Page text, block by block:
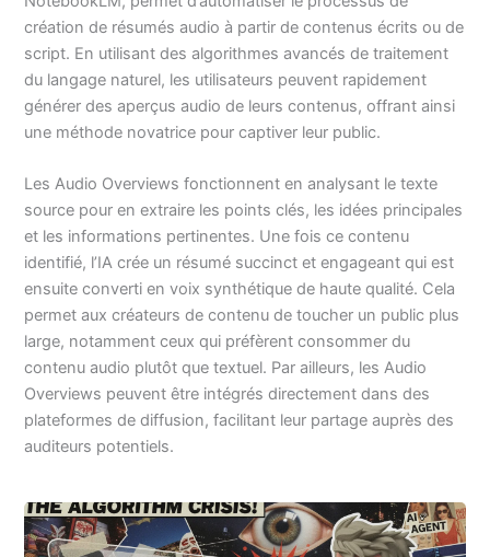
création de résumés audio à partir de contenus écrits ou de
script. En utilisant des algorithmes avancés de traitement
du langage naturel, les utilisateurs peuvent rapidement
générer des aperçus audio de leurs contenus, offrant ainsi
une méthode novatrice pour captiver leur public.
Les Audio Overviews fonctionnent en analysant le texte
source pour en extraire les points clés, les idées principales
et les informations pertinentes. Une fois ce contenu
identifié, l’IA crée un résumé succinct et engageant qui est
ensuite converti en voix synthétique de haute qualité. Cela
permet aux créateurs de contenu de toucher un public plus
large, notamment ceux qui préfèrent consommer du
contenu audio plutôt que textuel. Par ailleurs, les Audio
Overviews peuvent être intégrés directement dans des
plateformes de diffusion, facilitant leur partage auprès des
auditeurs potentiels.